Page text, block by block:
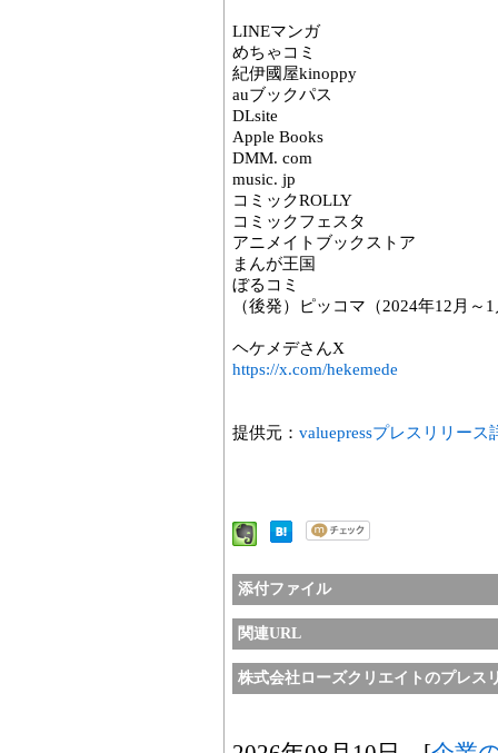
LINEマンガ
めちゃコミ
紀伊國屋kinoppy
auブックパス
DLsite
Apple Books
DMM. com
music. jp
コミックROLLY
コミックフェスタ
アニメイトブックストア
まんが王国
ぼるコミ
（後発）ピッコマ（2024年12月～
ヘケメデさんX
https://x.com/hekemede
提供元： valuepressプレスリリース
添付ファイル
関連URL
株式会社ローズクリエイトのプレス